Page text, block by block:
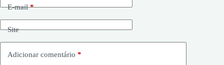
E-mail*
Site
Adicionar comentário *